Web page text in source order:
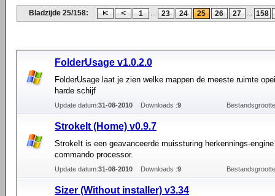
Bladzijde 25/158: 1 ... 23 24 25 26 27 ... 158
FolderUsage v1.0.2.0
FolderUsage laat je zien welke mappen de meeste ruimte
harde schijf
Update datum:31-08-2010 Downloads :9
StrokeIt (Home) v0.9.7
StrokeIt is een geavanceerde muissturing herkennings-
commando processor.
Update datum:31-08-2010 Downloads :9
Sizer (Without installer) v3.34